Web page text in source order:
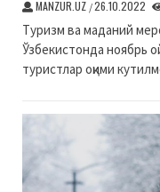
MANZUR.UZ /26.10.2022
Туризм ва маданий
Ўзбекистонда ноябрь
туристлар оқими